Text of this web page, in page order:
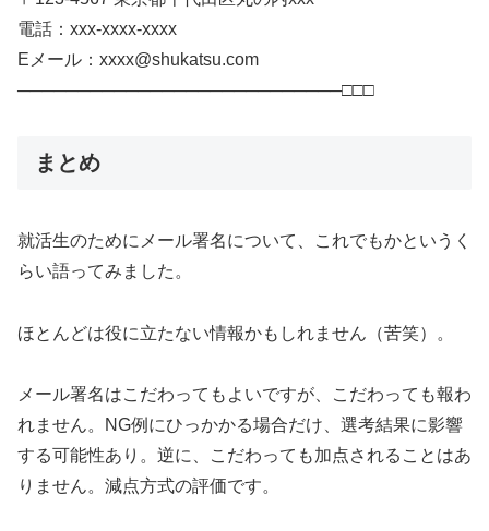
電話：xxx-xxxx-xxxx
Eメール：xxxx@shukatsu.com
───────────────────────────□□□
まとめ
就活生のためにメール署名について、これでもかというく
らい語ってみました。
ほとんどは役に立たない情報かもしれません（苦笑）。
メール署名はこだわってもよいですが、こだわっても報わ
れません。NG例にひっかかる場合だけ、選考結果に影響
する可能性あり。逆に、こだわっても加点されることはあ
りません。減点方式の評価です。